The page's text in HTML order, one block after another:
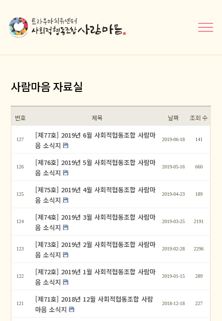
메뉴닫기
사람마음 자료실
번호 제목 날짜 조회 수
127
[제77호] 2019년 6월 사회적협동조합 사람마
음 소식지
2019-06-18 141
126
[제76호] 2019년 5월 사회적협동조합 사람마
음 소식지
2019-05-16 660
125
[제75호] 2019년 4월 사회적협동조합 사람마
음 소식지
2019-04-23 189
124
[제74호] 2019년 3월 사회적협동조합 사람마
음 소식지
2019-03-25 2191
123
[제73호] 2019년 2월 사회적협동조합 사람마
음 소식지
2019-02-28 2296
122
[제72호] 2019년 1월 사회적협동조합 사람마
음 소식지
2019-01-15 289
121
[제71호] 2018년 12월 사회적협동조합 사람
마음 소식지
2018-12-18 227